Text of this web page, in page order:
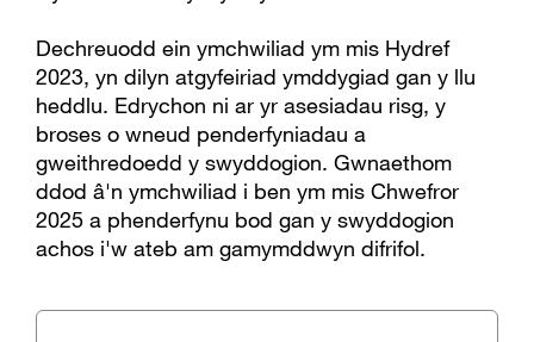
Dechreuodd ein ymchwiliad ym mis Hydref
2023, yn dilyn atgyfeiriad ymddygiad gan y llu
heddlu. Edrychon ni ar yr asesiadau risg, y
broses o wneud penderfyniadau a
gweithredoedd y swyddogion. Gwnaethom
ddod â'n ymchwiliad i ben ym mis Chwefror
2025 a phenderfynu bod gan y swyddogion
achos i'w ateb am gamymddwyn difrifol.